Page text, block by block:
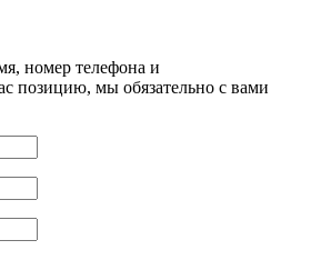
номер телефона и
позицию, мы обязательно с вами